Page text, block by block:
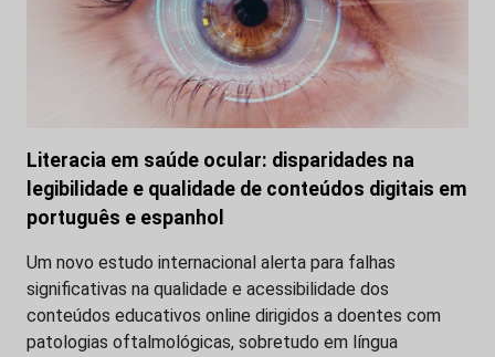
Literacia em saúde ocular: disparidades na
legibilidade e qualidade de conteúdos digitais em
português e espanhol
Um novo estudo internacional alerta para falhas
significativas na qualidade e acessibilidade dos
conteúdos educativos online dirigidos a doentes com
patologias oftalmológicas, sobretudo em língua